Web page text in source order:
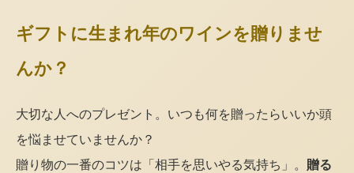
ギフトに生まれ年のワインを贈りませ
んか？
大切な人へのプレゼント。いつも何を贈ったらいいか頭
を悩ませていませんか？
贈り物の一番のコツは「相手を思いやる気持ち」。 贈る